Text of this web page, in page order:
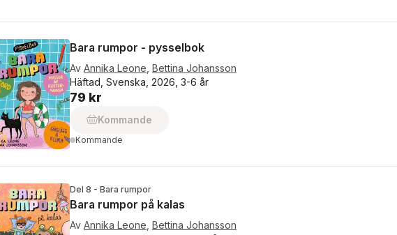
Bara rumpor - pysselbok
Av Annika Leone Bettina Johansson
Häftad, Svenska, 2026, 3-6 år
79 kr
Kommande
Kommande
Del 8 - Bara rumpor
Bara rumpor på kalas
Av Annika Leone Bettina Johansson